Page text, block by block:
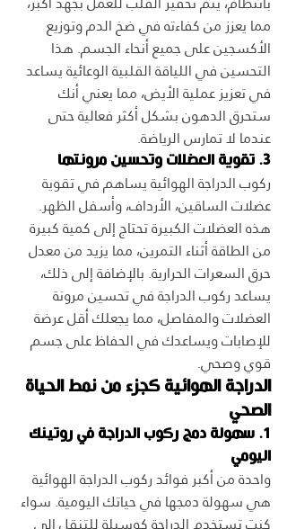
مما يعزز من كفاءته في ضخ الدم وتوزيع
الأكسجين على جميع أنحاء الجسم. هذا
التحسين في اللياقة القلبية الوعائية يساعد
في تعزيز عملية الأيض، مما يعني أنك
ستحرق الدهون بشكل أكثر فعالية حتى
عندما لا تمارس الرياضة.
3. تقوية العضلات وتحسين مرونتها
ركوب الدراجة الهوائية يساهم في تقوية
عضلات الساقين، الأرداف، وأسفل الظهر.
هذه العضلات الكبيرة تحتاج إلى كمية كبيرة
من الطاقة أثناء التمرين، مما يزيد من معدل
حرق السعرات الحرارية. بالإضافة إلى ذلك،
يساعد ركوب الدراجة في تحسين مرونة
العضلات والمفاصل، مما يجعلك أقل عرضة
للإصابات ويساعدك في الحفاظ على جسم
قوي وصحي.
الدراجة الهوائية كجزء من نمط الحياة
الصحي
1. سهولة دمج ركوب الدراجة في روتينك
اليومي
واحدة من أكبر فوائد ركوب الدراجة الهوائية
هي سهولة دمجها في حياتك اليومية. سواء